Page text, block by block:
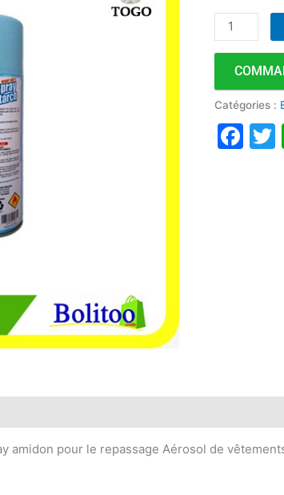
Repassage
Catégories :
amidon pour le repassage Aérosol de